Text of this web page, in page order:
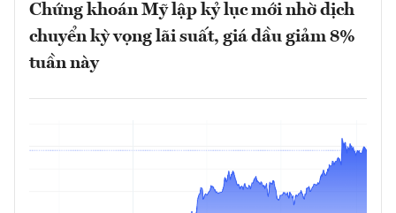
Chứng khoán Mỹ lập kỷ lục mới nhờ dịch
chuyển kỳ vọng lãi suất, giá dầu giảm 8%
tuần này